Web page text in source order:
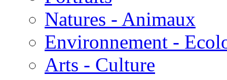
Natures - Animaux
Environnement -
Arts - Culture